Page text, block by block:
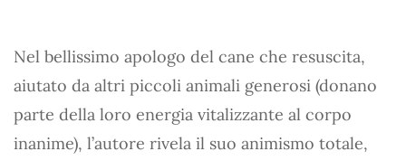
Nel bellissimo apologo del cane che resuscita,
aiutato da altri piccoli animali generosi (donano
parte della loro energia vitalizzante al corpo
inanime), l’autore rivela il suo animismo totale,